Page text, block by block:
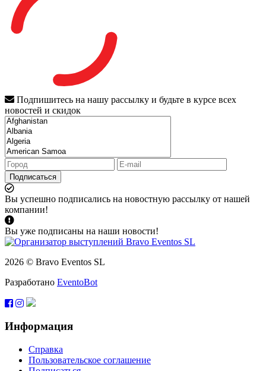
Подпишитесь на нашу рассылку и будьте в курсе всех
новостей и скидок
Подписаться
Вы успешно подписались на новостную рассылку от нашей
компании!
Вы уже подписаны на наши новости!
2026 © Bravo Eventos SL
Разработано EventoBot
Информация
Справка
Пользовательское соглашение